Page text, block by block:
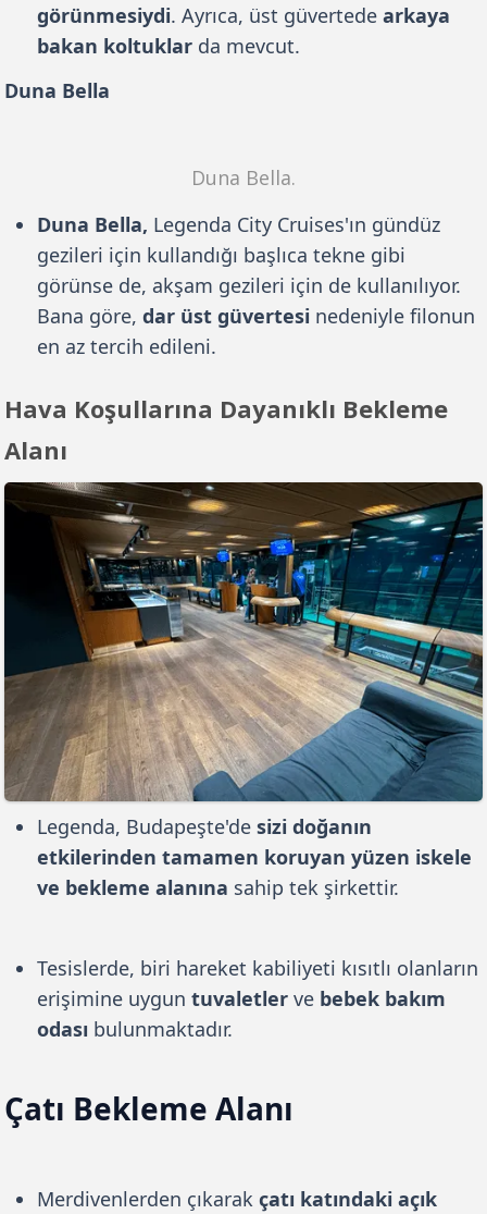
görünmesiydi. Ayrıca, üst güvertedearkaya
bakan koltuklar da mevcut.
Duna Bella
Duna Bella.
Duna Bella, Legenda City Cruises'ın gündüz
gezileri için kullandığı başlıca tekne gibi
görünse de, akşam gezileri için de kullanılıyor.
Bana göre,dar üst güvertesi nedeniyle filonun
en az tercih edileni.
Hava Koşullarına Dayanıklı Bekleme
Alanı
Legenda, Budapeşte'desizi doğanın
etkilerinden tamamen koruyan yüzen iskele
ve bekleme alanına sahip tek şirkettir.
Tesislerde, biri hareket kabiliyeti kısıtlı olanların
erişimine uyguntuvaletler ve bebek bakım
odası bulunmaktadır.
Çatı Bekleme Alanı
Merdivenlerden çıkarakçatı katındaki açık